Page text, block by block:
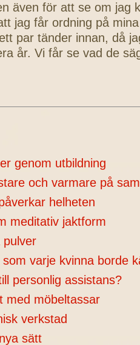
även för att se om jag
jag får ordning på
par tänder innan, då
år. Vi får se vad de
genom utbildning
och varmare på
helheten
meditativ jaktform
pulver
varje kvinna borde
personlig assistans?
med möbeltassar
verkstad
sätt